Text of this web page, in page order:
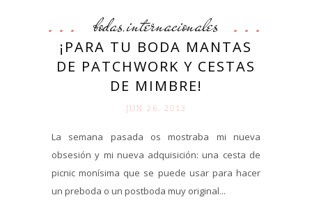
bodas,internacionales
¡PARA TU BODA MANTAS
DE PATCHWORK Y CESTAS
DE MIMBRE!
JUN 26. 2013
La semana pasada os mostraba mi nueva
obsesión y mi nueva adquisición: una cesta de
picnic monísima que se puede usar para hacer
un preboda o un postboda muy original...